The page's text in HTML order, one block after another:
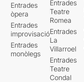
Entrades
òpera
Entrades
improvisació
Entrades
monòlegs
Entrades
Teatre
Romea
Entrades
La
Villarroel
Entrades
Teatre
Condal